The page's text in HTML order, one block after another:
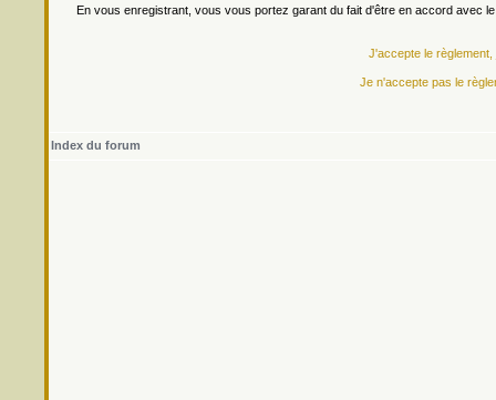
En vous enregistrant, vous vous portez garant du fait d'être en accord avec
J'accepte le
Je n'accepte pas le
Index du forum